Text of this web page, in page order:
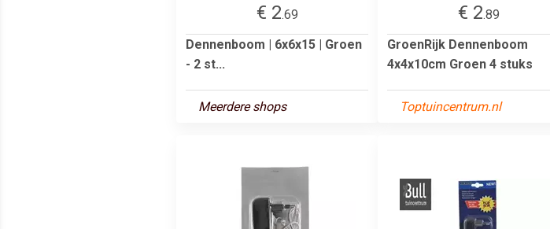
€ 2.69
Dennenboom | 6x6x15 | Groen
- 2 st...
Meerdere shops
€ 2.89
GroenRijk Dennenboom
4x4x10cm Groen 4 stuks
Toptuincentrum.nl